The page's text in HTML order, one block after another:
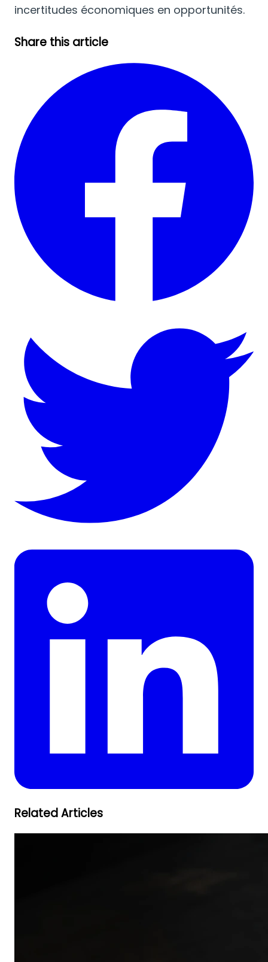
incertitudes économiques en opportunités.
Share this article
Related Articles